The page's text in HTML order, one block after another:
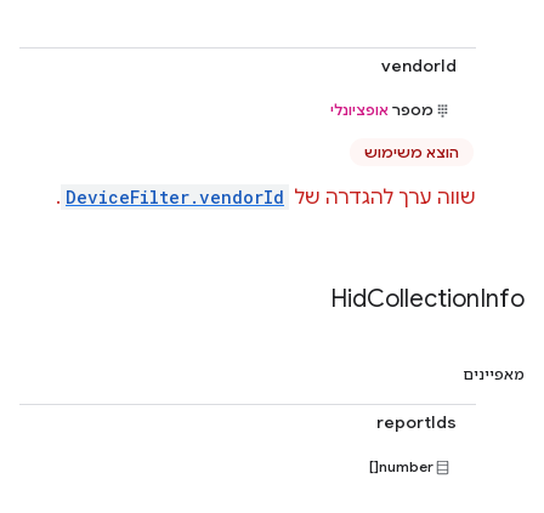
vendorId
מספר אופציונלי
הוצא משימוש
שווה ערך להגדרה של DeviceFilter.vendorId
.
HidCollectionInfo
מאפיינים
reportIds
number[]